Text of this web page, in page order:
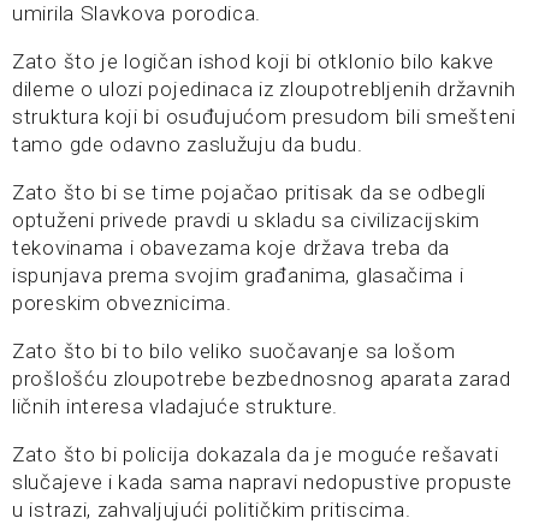
umirila Slavkova porodica.
Zato što je logičan ishod koji bi otklonio bilo kakve
dileme o ulozi pojedinaca iz zloupotrebljenih državnih
struktura koji bi osuđujućom presudom bili smešteni
tamo gde odavno zaslužuju da budu.
Zato što bi se time pojačao pritisak da se odbegli
optuženi privede pravdi u skladu sa civilizacijskim
tekovinama i obavezama koje država treba da
ispunjava prema svojim građanima, glasačima i
poreskim obveznicima.
Zato što bi to bilo veliko suočavanje sa lošom
prošlošću zloupotrebe bezbednosnog aparata zarad
ličnih interesa vladajuće strukture.
Zato što bi policija dokazala da je moguće rešavati
slučajeve i kada sama napravi nedopustive propuste
u istrazi, zahvaljujući političkim pritiscima.